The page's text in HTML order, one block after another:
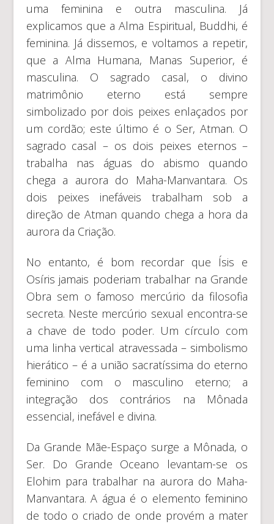
uma feminina e outra masculina. Já
explicamos que a Alma Espiritual, Buddhi, é
feminina. Já dissemos, e voltamos a repetir,
que a Alma Humana, Manas Superior, é
masculina. O sagrado casal, o divino
matrimônio eterno está sempre
simbolizado por dois peixes enlaçados por
um cordão; este último é o Ser, Atman. O
sagrado casal – os dois peixes eternos –
trabalha nas águas do abismo quando
chega a aurora do Maha-Manvantara. Os
dois peixes inefáveis trabalham sob a
direção de Atman quando chega a hora da
aurora da Criação.
No entanto, é bom recordar que Ísis e
Osíris jamais poderiam trabalhar na Grande
Obra sem o famoso mercúrio da filosofia
secreta. Neste mercúrio sexual encontra-se
a chave de todo poder. Um círculo com
uma linha vertical atravessada – simbolismo
hierático – é a união sacratíssima do eterno
feminino com o masculino eterno; a
integração dos contrários na Mônada
essencial, inefável e divina.
Da Grande Mãe-Espaço surge a Mônada, o
Ser. Do Grande Oceano levantam-se os
Elohim para trabalhar na aurora do Maha-
Manvantara. A água é o elemento feminino
de todo o criado de onde provém a mater